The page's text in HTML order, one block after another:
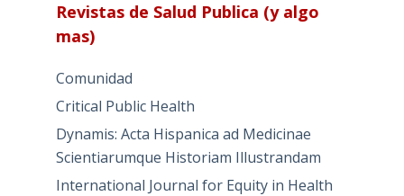
Revistas de Salud Publica (y algo
mas)
Comunidad
Critical Public Health
Dynamis: Acta Hispanica ad Medicinae
Scientiarumque Historiam Illustrandam
International Journal for Equity in Health